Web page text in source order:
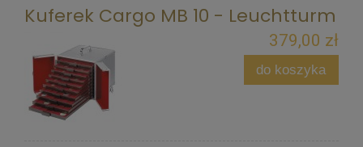
Kuferek Cargo MB 10 - Leuchtturm
379,00 zł
do koszyka